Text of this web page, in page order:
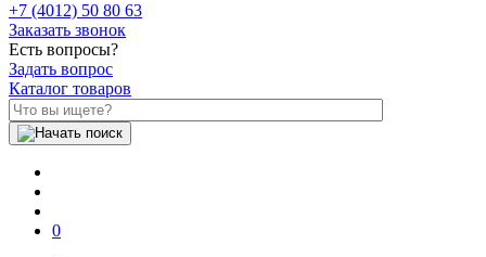
+7 (4012) 50 80 63
Заказать звонок
Есть вопросы?
Задать вопрос
Каталог товаров
0